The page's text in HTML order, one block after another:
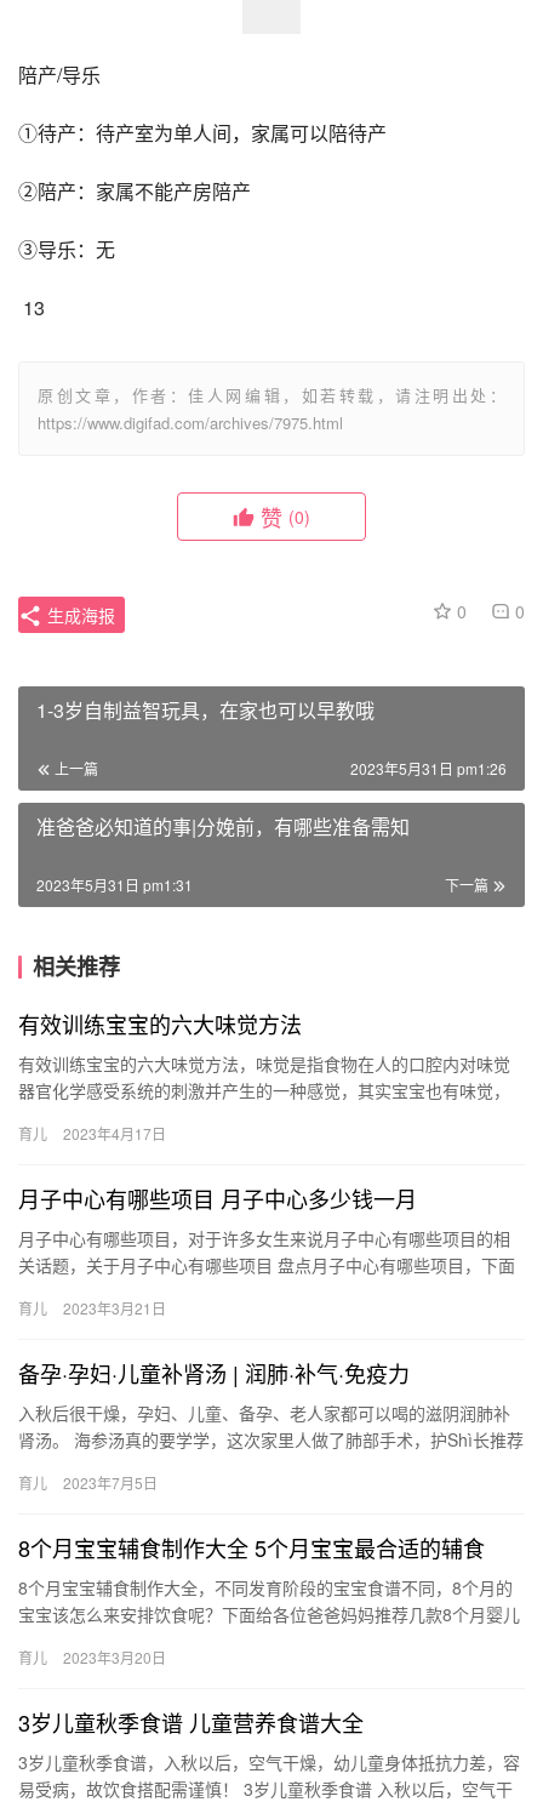
陪产/导乐
①待产：待产室为单人间，家属可以陪待产
②陪产：家属不能产房陪产
③导乐：无
13
原创文章，作者：佳人网编辑，如若转载，请注明出处：
https://www.digifad.com/archives/7975.html
赞 (0)
0 0
生成海报
1-3岁自制益智玩具，在家也可以早教哦
上一篇 2023年5月31日 pm1:26
准爸爸必知道的事|分娩前，有哪些准备需知
下一篇
2023年5月31日 pm1:31
相关推荐
有效训练宝宝的六大味觉方法
有效训练宝宝的六大味觉方法，味觉是指食物在人的口腔内对味觉
器官化学感受系统的刺激并产生的一种感觉，其实宝宝也有味觉，
一…
育儿 2023年4月17日
月子中心有哪些项目 月子中心多少钱一月
月子中心有哪些项目，对于许多女生来说月子中心有哪些项目的相
关话题，关于月子中心有哪些项目 盘点月子中心有哪些项目，下面
子…
育儿 2023年3月21日
备孕·孕妇·儿童补肾汤 | 润肺·补气·免疫力
入秋后很干燥，孕妇、儿童、备孕、老人家都可以喝的滋阴润肺补
肾汤。 海参汤真的要学学，这次家里人做了肺部手术，护Shì长推荐
育儿 2023年7月5日
8个月宝宝辅食制作大全 5个月宝宝最合适的辅食
8个月宝宝辅食制作大全，不同发育阶段的宝宝食谱不同，8个月的
宝宝该怎么来安排饮食呢？下面给各位爸爸妈妈推荐几款8个月婴儿
育儿 2023年3月20日
3岁儿童秋季食谱 儿童营养食谱大全
3岁儿童秋季食谱，入秋以后，空气干燥，幼儿童身体抵抗力差，容
易受病，故饮食搭配需谨慎！ 3岁儿童秋季食谱 入秋以后，空气干